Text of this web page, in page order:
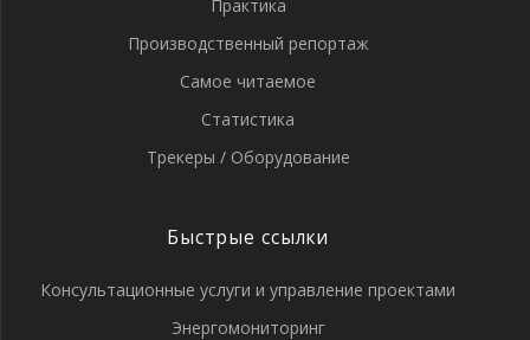
Практика
Производственный репортаж
Самое читаемое
Статистика
Трекеры / Оборудование
Быстрые ссылки
Консультационные услуги и управление проектами
Энергомониторинг